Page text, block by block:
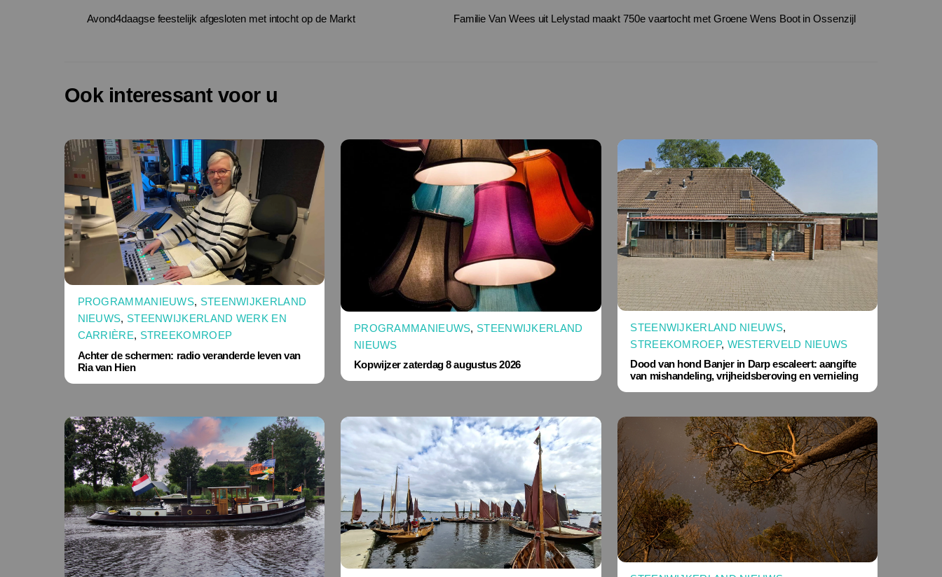
Avond4daagse feestelijk afgesloten met intocht op de Markt Familie Van Wees uit Lelystad maakt 750e vaartocht met Groene Wens Boot in Ossenzijl
Ook interessant voor u
PROGRAMMANIEUWS, STEENWIJKERLAND
NIEUWS, STEENWIJKERLAND WERK EN
CARRIÈRE, STREEKOMROEP
Achter de schermen: radio veranderde leven van
Ria van Hien
PROGRAMMANIEUWS, STEENWIJKERLAND
NIEUWS
Kopwijzer zaterdag 8 augustus 2026
STEENWIJKERLAND NIEUWS,
STREEKOMROEP, WESTERVELD NIEUWS
Dood van hond Banjer in Darp escaleert: aangifte
van mishandeling, vrijheidsberoving en vernieling